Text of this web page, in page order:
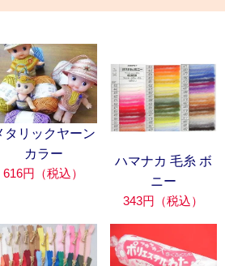
タリックヤーン
カラー
616円（税込）
ハマナカ 毛糸 ボ
ニー
343円（税込）